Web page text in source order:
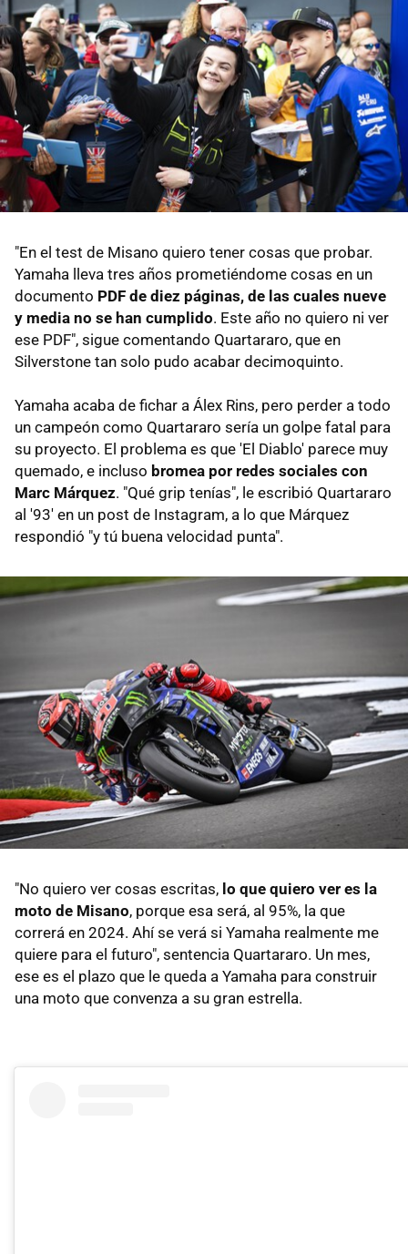
"En el test de Misano quiero tener cosas que probar.
Yamaha lleva tres años prometiéndome cosas en un
documento PDF de diez páginas, de las cuales nueve
y media no se han cumplido. Este año no quiero ni ver
ese PDF", sigue comentando Quartararo, que en
Silverstone tan solo pudo acabar decimoquinto.
Yamaha acaba de fichar a Álex Rins, pero perder a todo
un campeón como Quartararo sería un golpe fatal para
su proyecto. El problema es que 'El Diablo' parece muy
quemado, e incluso bromea por redes sociales con
Marc Márquez. "Qué grip tenías", le escribió Quartararo
al '93' en un post de Instagram, a lo que Márquez
respondió "y tú buena velocidad punta".
"No quiero ver cosas escritas, lo que quiero ver es la
moto de Misano, porque esa será, al 95%, la que
correrá en 2024. Ahí se verá si Yamaha realmente me
quiere para el futuro", sentencia Quartararo. Un mes,
ese es el plazo que le queda a Yamaha para construir
una moto que convenza a su gran estrella.